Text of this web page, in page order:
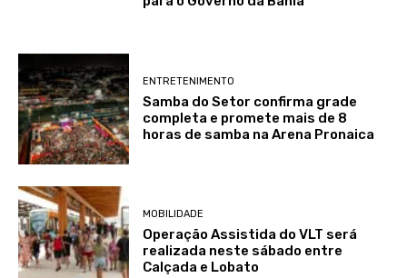
ENTRETENIMENTO
Samba do Setor confirma grade
completa e promete mais de 8
horas de samba na Arena Pronaica
MOBILIDADE
Operação Assistida do VLT será
realizada neste sábado entre
Calçada e Lobato